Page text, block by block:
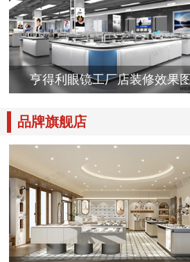
亨得利眼镜工厂店装修效果图
品牌旗舰店